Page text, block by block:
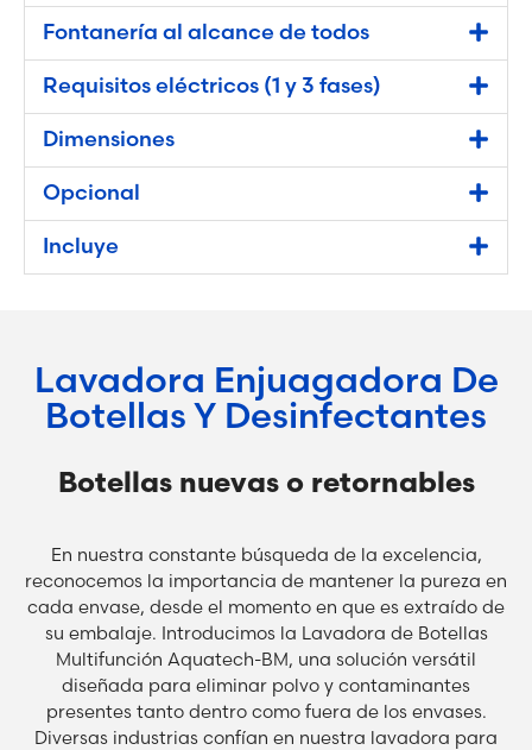
Fontanería al alcance de todos
Requisitos eléctricos (1 y 3 fases)
Dimensiones
Opcional
Incluye
Lavadora Enjuagadora De
Botellas Y Desinfectantes
Botellas nuevas o retornables
En nuestra constante búsqueda de la excelencia,
reconocemos la importancia de mantener la pureza en
cada envase, desde el momento en que es extraído de
su embalaje. Introducimos la Lavadora de Botellas
Multifunción Aquatech-BM, una solución versátil
diseñada para eliminar polvo y contaminantes
presentes tanto dentro como fuera de los envases.
Diversas industrias confían en nuestra lavadora para